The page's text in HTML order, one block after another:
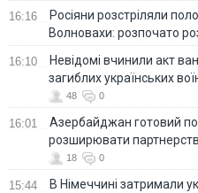
16:16
Росіяни розстріляли
Волновахи: розпочато
16:10
Невідомі вчинили акт
загиблих українських
48 0
16:01
Азербайджан готовий
розширювати
18 0
15:44
В Німеччині затримали